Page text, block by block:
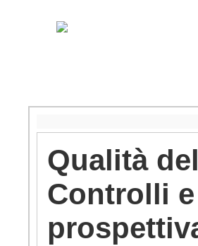
Qualità
Controlli